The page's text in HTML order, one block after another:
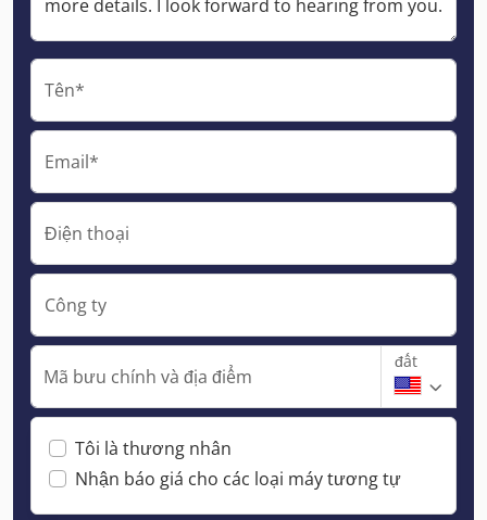
Tên*
Email*
Điện thoại
Công ty
Mã bưu chính và địa điểm
đất
Tôi là thương nhân
Nhận báo giá cho các loại máy tương tự